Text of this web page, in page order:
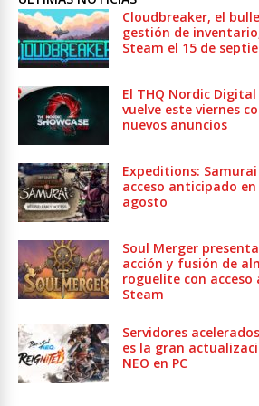
Cloudbreaker, el
gestión de
Steam el 15 de
El THQ Nordic Digital
vuelve este viernes
nuevos anuncios
Expeditions:
acceso anticipado
agosto
Soul Merger
acción y fusión de
roguelite con acceso
Steam
Servidores
es la gran
NEO en PC